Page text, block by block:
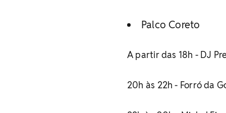
Palco Coreto
A partir das 18h - DJ
20h às 22h - Forró da